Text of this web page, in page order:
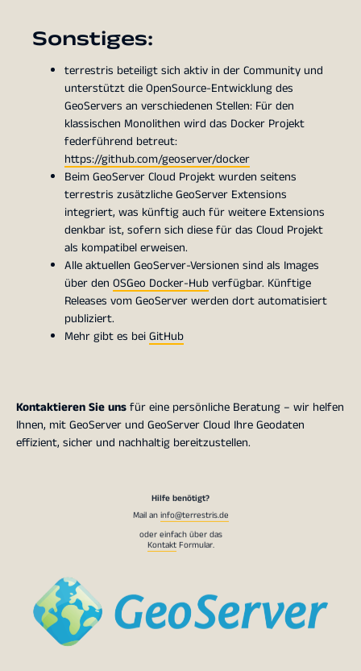
Sonstiges:
terrestris beteiligt sich aktiv in der Community und
unterstützt die OpenSource-Entwicklung des
GeoServers an verschiedenen Stellen: Für den
klassischen Monolithen wird das Docker Projekt
federführend betreut:
https://github.com/geoserver/docker
Beim GeoServer Cloud Projekt wurden seitens
terrestris zusätzliche GeoServer Extensions
integriert, was künftig auch für weitere Extensions
denkbar ist, sofern sich diese für das Cloud Projekt
als kompatibel erweisen.
Alle aktuellen GeoServer-Versionen sind als Images
über den OSGeo Docker-Hubverfügbar. Künftige
Releases vom GeoServer werden dort automatisiert
publiziert.
Mehr gibt es beiGitHub
Kontaktieren Sie unsfür eine persönliche Beratung – wir helfen
Ihnen, mit GeoServer und GeoServer Cloud Ihre Geodaten
effizient, sicher und nachhaltig bereitzustellen.
Mail aninfo@terrestris.de
oder einfach über das
KontaktFormular.